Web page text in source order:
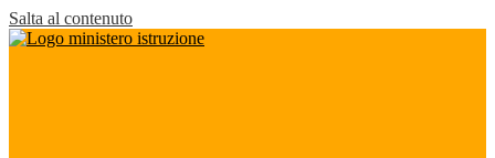
Salta al contenuto